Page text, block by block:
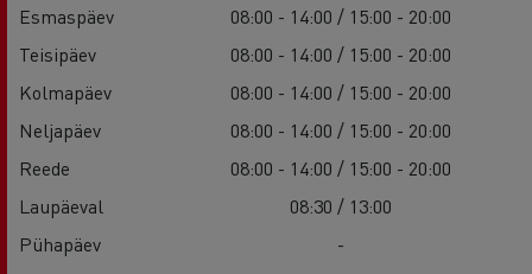
Esmaspäev
08:00 - 14:00 / 15:00 - 20:00
Teisipäev
08:00 - 14:00 / 15:00 - 20:00
Kolmapäev
08:00 - 14:00 / 15:00 - 20:00
Neljapäev
08:00 - 14:00 / 15:00 - 20:00
Reede
08:00 - 14:00 / 15:00 - 20:00
Laupäeval
08:30 / 13:00
Pühapäev
-